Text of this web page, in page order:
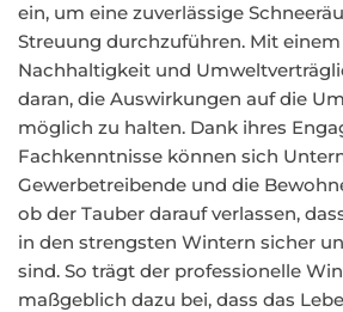
ein, um eine zuverlässige
Streuung durchzuführen. Mit
Nachhaltigkeit und
daran, die Auswirkungen auf die
möglich zu halten. Dank ihres
Fachkenntnisse können sich
Gewerbetreibende und die
ob der Tauber darauf verlassen,
in den strengsten Wintern sicher
sind. So trägt der professionelle
maßgeblich dazu bei, dass das